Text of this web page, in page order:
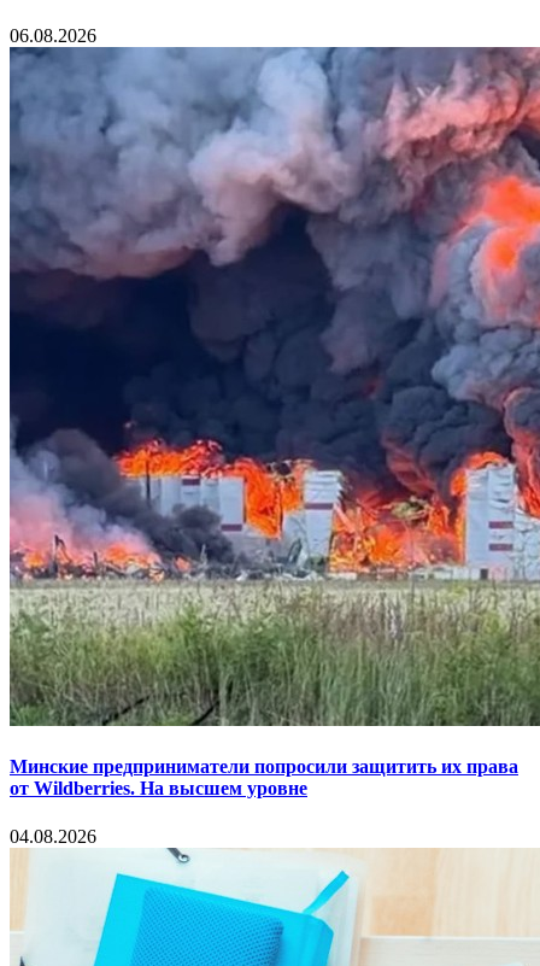
06.08.2026
Минские предприниматели попросили защитить их права
от Wildberries. На высшем уровне
04.08.2026